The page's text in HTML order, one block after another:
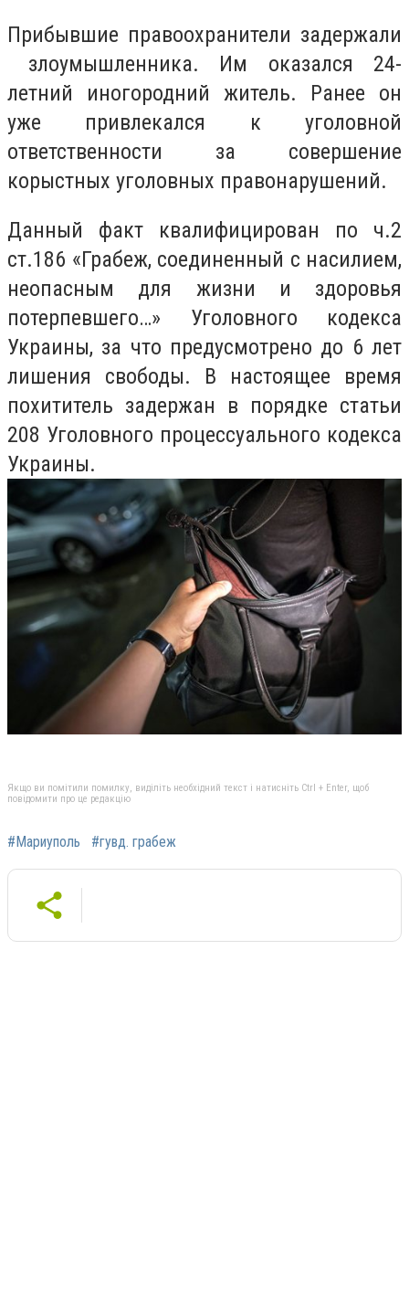
Прибывшие правоохранители задержали
злоумышленника. Им оказался 24-
летний иногородний житель. Ранее он
уже привлекался к уголовной
ответственности за совершение
корыстных уголовных правонарушений.
Данный факт квалифицирован по ч.2
ст.186 «Грабеж, соединенный с насилием,
неопасным для жизни и здоровья
потерпевшего…» Уголовного кодекса
Украины, за что предусмотрено до 6 лет
лишения свободы. В настоящее время
похититель задержан в порядке статьи
208 Уголовного процессуального кодекса
Украины.
Якщо ви помітили помилку, виділіть необхідний текст і натисніть Ctrl + Enter, щоб
повідомити про це редакцію
#Мариуполь #гувд. грабеж